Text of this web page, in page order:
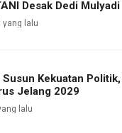
Desak Dedi Mulyadi
yang lalu
Kekuatan
Jelang 2029
lalu